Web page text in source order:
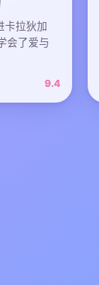
卡拉狄加
会了爱与
9.4